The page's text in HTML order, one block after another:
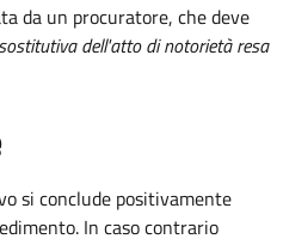
da un procuratore, che deve
dell'atto di notorietà resa
si conclude positivamente
In caso contrario